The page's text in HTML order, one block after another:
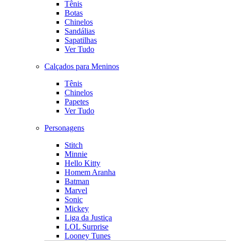
Tênis
Botas
Chinelos
Sandálias
Sapatilhas
Ver Tudo
Calçados para Meninos
Tênis
Chinelos
Papetes
Ver Tudo
Personagens
Stitch
Minnie
Hello Kitty
Homem Aranha
Batman
Marvel
Sonic
Mickey
Liga da Justiça
LOL Surprise
Looney Tunes